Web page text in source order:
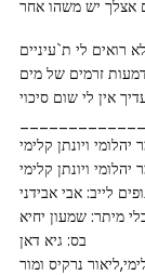
אצלך יש משהו אחר
לא רואים לי ת`עיניים
זרמים של מים
אין לי שום סיכוי
ויונתן קלימי
ויונתן קלימי
לייב: אבי אבידני
מיתר: שמעון יחיא
בס: גיא דאן
נרקיס ומור